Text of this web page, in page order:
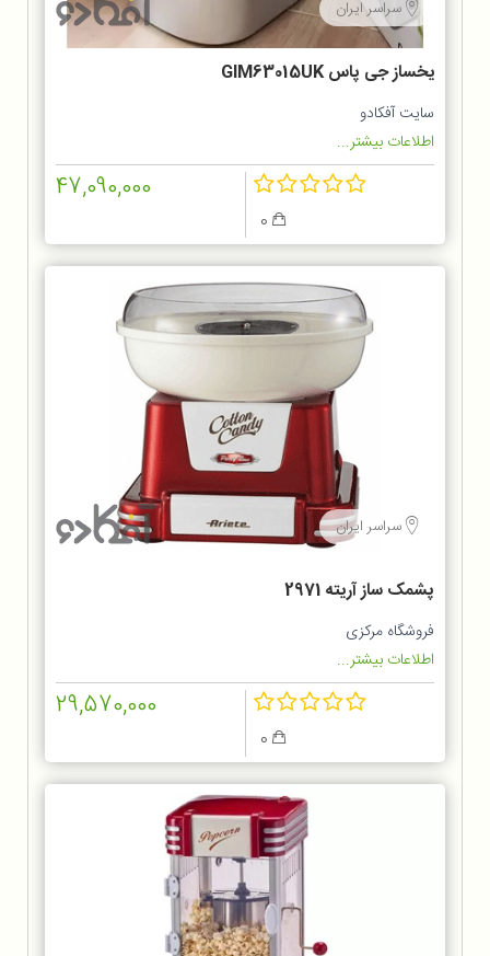
سراسر ایران
یخساز جی پاس GIM63015UK
سایت آفکادو
اطلاعات بیشتر...
47,090,000
سراسر ایران
پشمک ساز آریته 2971
فروشگاه مرکزی
اطلاعات بیشتر...
29,570,000